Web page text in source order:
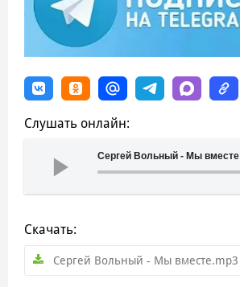
Слушать онлайн:
Сергей Вольный - Мы вместе
Скачать:
Сергей Вольный - Мы вместе.mp3